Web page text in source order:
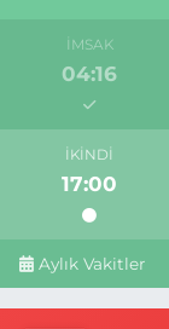
İMSAK
04:16
İKINDI
17:00
Aylık Vakitler